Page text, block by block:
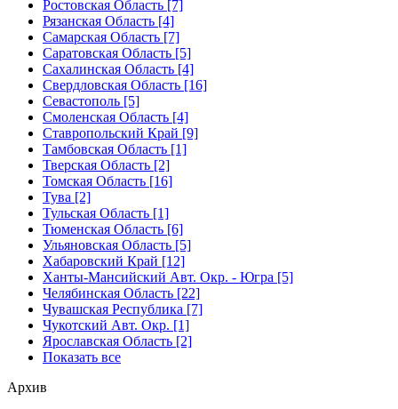
Ростовская Область [7]
Рязанская Область [4]
Самарская Область [7]
Саратовская Область [5]
Сахалинская Область [4]
Свердловская Область [16]
Севастополь [5]
Смоленская Область [4]
Ставропольский Край [9]
Тамбовская Область [1]
Тверская Область [2]
Томская Область [16]
Тува [2]
Тульская Область [1]
Тюменская Область [6]
Ульяновская Область [5]
Хабаровский Край [12]
Ханты-Мансийский Авт. Окр. - Югра [5]
Челябинская Область [22]
Чувашская Республика [7]
Чукотский Авт. Окр. [1]
Ярославская Область [2]
Показать все
Архив